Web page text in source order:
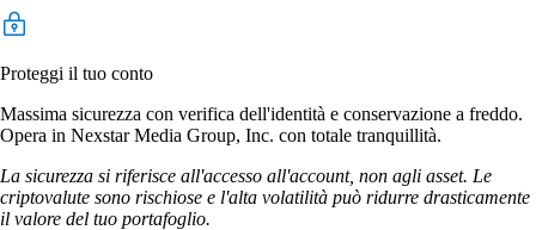
Proteggi il tuo conto
Massima sicurezza con verifica dell'identità e conservazione a freddo.
Opera in Nexstar Media Group, Inc. con totale tranquillità.
La sicurezza si riferisce all'accesso all'account, non agli asset. Le
criptovalute sono rischiose e l'alta volatilità può ridurre drasticamente
il valore del tuo portafoglio.